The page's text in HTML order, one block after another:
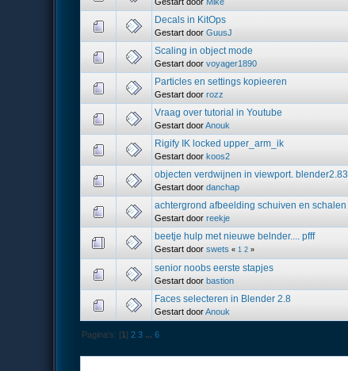
Decals in KitOps
Gestart doorGuusJ
Scaling in object mode
Gestart doorvoyager1890
Particles en settings kopieeren
Gestart doorrozz
Vraag over tutorial in Youtube
Gestart doorAnouk
Rigify IK locked upper_arm_ik
Gestart doorkoos2
objecten verdwijnen in viewport. blender2.83
Gestart doordanchap
achtergrond afbeelding schuiven en schalen
Gestart doorreekje
beetje hulp met nieuwe belnder.... pfff
Gestart doorswets «1 2 »
senior noobs eerste stapjes
Gestart doorbastion
Faces selecteren in Blender 2.8
Gestart doorAnouk
Pagina's: [1]2 3 ...6